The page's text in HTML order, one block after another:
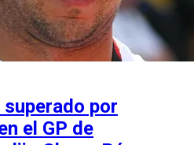
por
el GP de